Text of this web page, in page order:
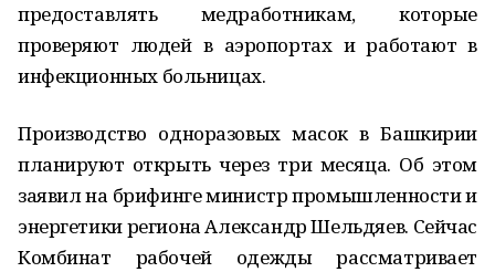
предоставлять медработникам, которые
проверяют людей в аэропортах и работают в
инфекционных больницах.
Производство одноразовых масок в Башкирии
планируют открыть через три месяца. Об этом
заявил на брифинге министр промышленности и
энергетики региона Александр Шельдяев. Сейчас
Комбинат рабочей одежды рассматривает